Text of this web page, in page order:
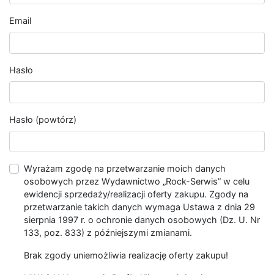
Email
Hasło
Hasło (powtórz)
Wyrażam zgodę na przetwarzanie moich danych
osobowych przez Wydawnictwo „Rock-Serwis” w celu
ewidencji sprzedaży/realizacji oferty zakupu. Zgody na
przetwarzanie takich danych wymaga Ustawa z dnia 29
sierpnia 1997 r. o ochronie danych osobowych (Dz. U. Nr
133, poz. 833) z późniejszymi zmianami.
Brak zgody uniemożliwia realizację oferty zakupu!